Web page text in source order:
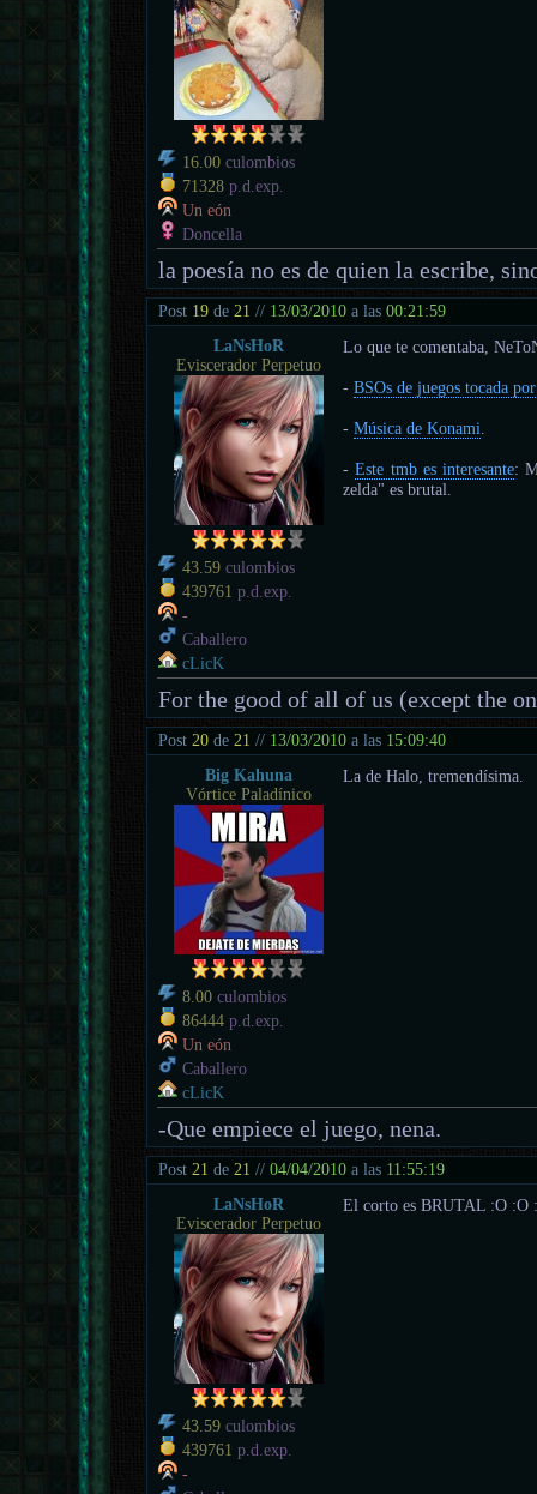
16.00 culombios
71328 p.d.exp.
Un eón
Doncella
la poesía no es de quien la escribe,
Post 19 de21 // 13/03/2010 a las00:21:59
LaNsHoR
Eviscerador Perpetuo
43.59 culombios
439761 p.d.exp.
-
Caballero
cLicK
Lo que te comentaba,
-BSOs de juegos tocada
-Música de Konami
-Este tmb es interesante:
zelda" es brutal.
For the good of all of us (except the
Post 20 de 21 // 13/03/2010 a las 15:09:40
Big Kahuna
Vórtice Paladínico
8.00 culombios
86444 p.d.exp.
Un eón
Caballero
cLicK
La de Halo, tremendísima.
-Que empiece el juego, nena.
Post 21 de 21 //04/04/2010 a las 11:55:19
LaNsHoR
Eviscerador Perpetuo
43.59 culombios
439761 p.d.exp.
-
El corto es BRUTAL :O :O